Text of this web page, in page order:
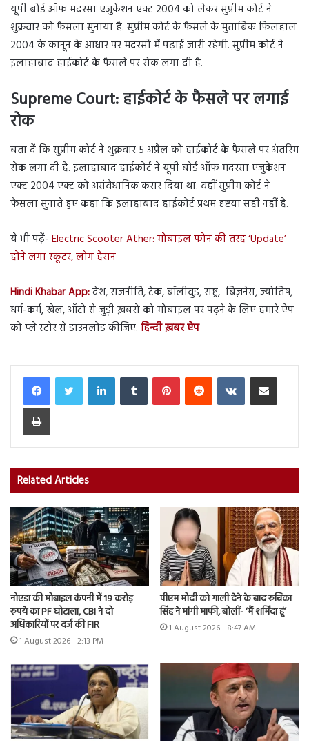
यूपी बोर्ड ऑफ मदरसा एजुकेशन एक्ट 2004 को लेकर सुप्रीम कोर्ट ने
शुक्रवार को फैसला सुनाया है. सुप्रीम कोर्ट के फैसले के मुताबिक फिलहाल
2004 के कानून के आधार पर मदरसों में पढ़ाई जारी रहेगी. सुप्रीम कोर्ट ने
इलाहाबाद हाईकोर्ट के फैसले पर रोक लगा दी है.
Supreme Court:हाईकोर्ट के फैसले पर लगाई
रोक
बता दें कि सुप्रीम कोर्ट ने शुक्रवार 5 अप्रैल को हाईकोर्ट के फैसले पर अंतरिम
रोक लगा दी है. इलाहाबाद हाईकोर्ट ने यूपी बोर्ड ऑफ मदरसा एजुकेशन
एक्ट 2004 एक्ट को असंवैधानिक करार द‍िया था. वहीं सुप्रीम कोर्ट ने
फैसला सुनाते हुए कहा कि इलाहाबाद हाईकोर्ट प्रथम दृष्टया सही नहीं है.
ये भी पढ़ें- Electric Scooter Ather: मोबाइल फोन की तरह ‘Update’
होने लगा स्कूटर, लोग हैरान
Hindi Khabar App:देश, राजनीति, टेक, बॉलीवुड, राष्ट्र, बिज़नेस, ज्योतिष,
धर्म-कर्म, खेल, ऑटो से जुड़ी ख़बरो को मोबाइल पर पढ़ने के लिए हमारे ऐप
को प्ले स्टोर से डाउनलोड कीजिए. हिन्दी ख़बर ऐप
LinkedInTumblr PinterestReddit VKontakteShare via Email
Print
Related Articles
नोएडा की मोबाइल कंपनी में 19 करोड़
रुपये का PF घोटाला, CBI ने दो
अधिकारियों पर दर्ज की FIR
1 August 2026 - 2:13 PM
पीएम मोदी को गाली देने के बाद रुचिका
सिंह ने मांगी माफी, बोलीं- ‘मैं शर्मिंदा हूं’
1 August 2026 - 8:47 AM